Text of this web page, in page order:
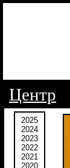
Центр
2025
2024
2023
2022
2021
2020